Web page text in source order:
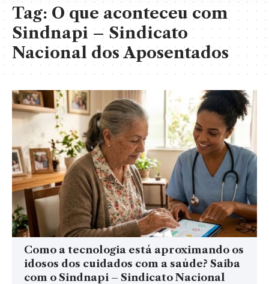
Tag:O que aconteceu com
Sindnapi – Sindicato
Nacional dos Aposentados
Como a tecnologia está aproximando os
idosos dos cuidados com a saúde? Saiba
com o Sindnapi – Sindicato Nacional